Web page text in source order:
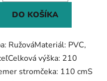
DO KOŠÍKA
RužováMateriál: PVC,
výška: 210
stromčeka: 110 cmS